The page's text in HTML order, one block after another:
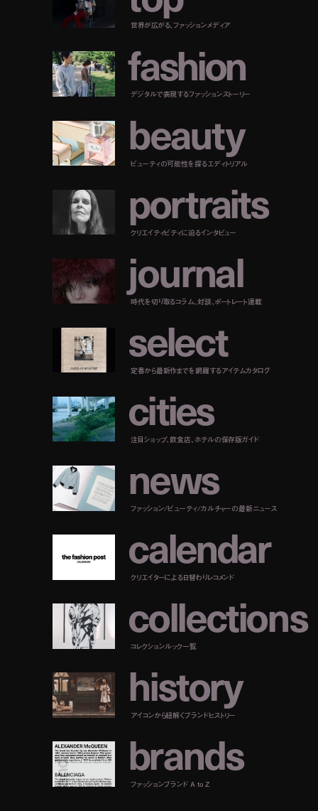
世界が広がる、ファッションメディア
fashion
デジタルで表現するファッションストーリー
beauty
ビューティの可能性を探るエディトリアル
portraits
クリエイティビティに迫るインタビュー
journal
時代を切り取るコラム、対談、ポートレート連載
select
定番から最新作までを網羅するアイテムカタログ
cities
注目ショップ、飲食店、ホテルの保存版ガイド
news
ファッション/ビューティ/カルチャーの最新ニュース
calendar
クリエイターによる日替わりレコメンド
collections
コレクションルック一覧
history
アイコンから紐解くブランドヒストリー
brands
ファッションブランド A to Z